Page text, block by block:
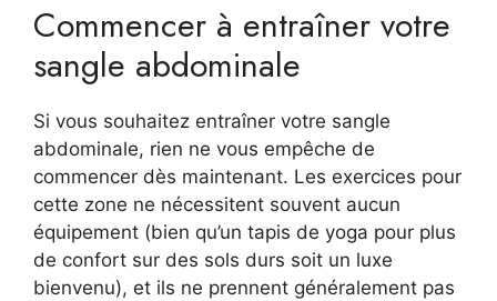
Commencer à entraîner votre
sangle abdominale
Si vous souhaitez entraîner votre sangle
abdominale, rien ne vous empêche de
commencer dès maintenant. Les exercices pour
cette zone ne nécessitent souvent aucun
équipement (bien qu’un tapis de yoga pour plus
de confort sur des sols durs soit un luxe
bienvenu), et ils ne prennent généralement pas